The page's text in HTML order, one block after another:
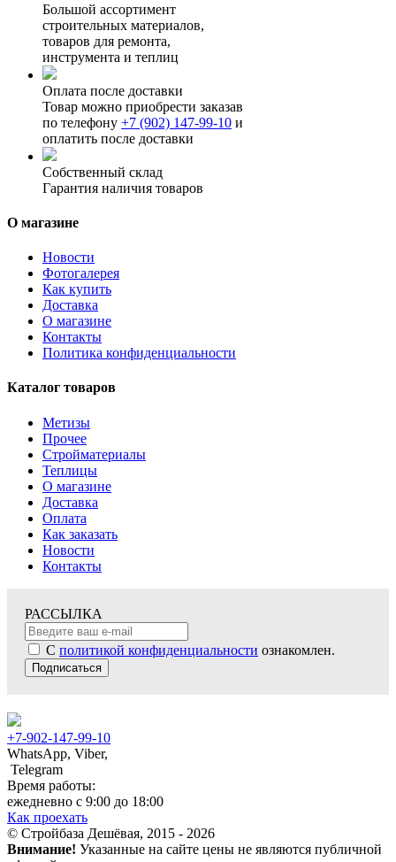
Большой ассортимент
строительных материалов,
товаров для ремонта,
инструмента и теплиц
Оплата после доставки
Товар можно приобрести заказав
по телефону +7 (902) 147-99-10 и
оплатить после доставки
Собственный склад
Гарантия наличия товаров
О магазине
Новости
Фотогалерея
Как купить
Доставка
О магазине
Контакты
Политика конфиденциальности
Каталог товаров
Метизы
Прочее
Стройматериалы
Теплицы
О магазине
Доставка
Оплата
Как заказать
Новости
Контакты
РАССЫЛКА
С политикой конфиденциальности ознакомлен.
Подписаться
+7-902-147-99-10
WhatsApp, Viber,
Telegram
Время работы:
ежедневно с 9:00 до 18:00
Как проехать
© Стройбаза Дешёвая, 2015 - 2026
Внимание! Указанные на сайте цены не являются публичной